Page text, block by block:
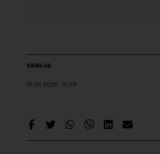
SRBIJA
12.05.2026. 10:59